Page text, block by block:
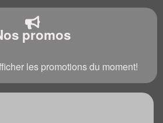
promos
les promotions du moment!